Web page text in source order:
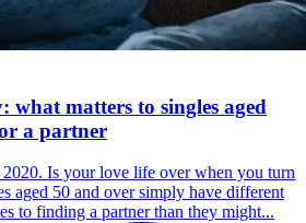
what matters to singles aged
a partner
Is your love life over when you turn
aged 50 and over simply have different
to finding a partner than they might...